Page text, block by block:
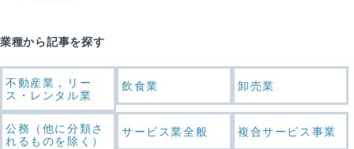
業種から記事を探す
不動産業，リー
ス・レンタル業
飲食業 卸売業
公務（他に分類さ
れるものを除く）
サービス業全般 複合サービス事業